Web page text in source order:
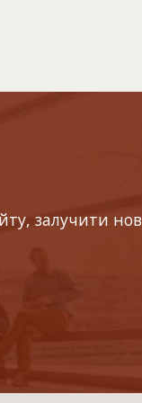
залучити